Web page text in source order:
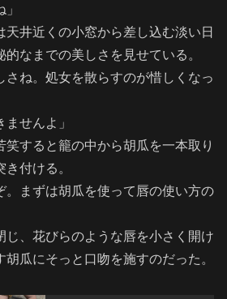
天井近くの小窓から差し込む淡い日
なまでの美しさを見せている。
さね。処女を散らすのが惜しくなっ
ませんよ」
笑すると籠の中から胡瓜を一本取り
付ける。
。まずは胡瓜を使って唇の使い方の
じ、花びらのような唇を小さく開け
瓜にそっと口吻を施すのだった。